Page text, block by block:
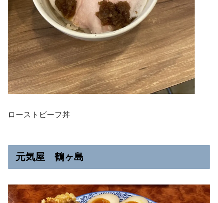
ローストビーフ丼
元気屋 鶴ヶ島